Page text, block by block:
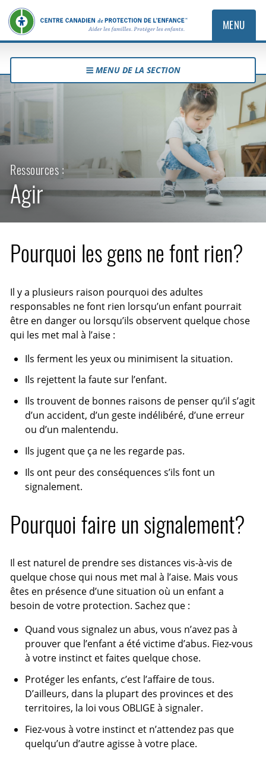
MENU
MENU DE LA SECTION
Ressources :
Agir
Pourquoi les gens ne font rien?
Il y a plusieurs raison pourquoi des adultes
responsables ne font rien lorsqu’un enfant pourrait
être en danger ou lorsqu’ils observent quelque chose
qui les met mal à l’aise :
Ils ferment les yeux ou minimisent la situation.
Ils rejettent la faute sur l’enfant.
Ils trouvent de bonnes raisons de penser qu’il s’agit
d’un accident, d’un geste indélibéré, d’une erreur
ou d’un malentendu.
Ils jugent que ça ne les regarde pas.
Ils ont peur des conséquences s’ils font un
signalement.
Pourquoi faire un signalement?
Il est naturel de prendre ses distances vis-à-vis de
quelque chose qui nous met mal à l’aise. Mais vous
êtes en présence d’une situation où un enfant a
besoin de votre protection. Sachez que :
Quand vous signalez un abus, vous n’avez pas à
prouver que l’enfant a été victime d’abus. Fiez-vous
à votre instinct et faites quelque chose.
Protéger les enfants, c’est l’affaire de tous.
D’ailleurs, dans la plupart des provinces et des
territoires, la loi vous OBLIGE à signaler.
Fiez-vous à votre instinct et n’attendez pas que
quelqu’un d’autre agisse à votre place.